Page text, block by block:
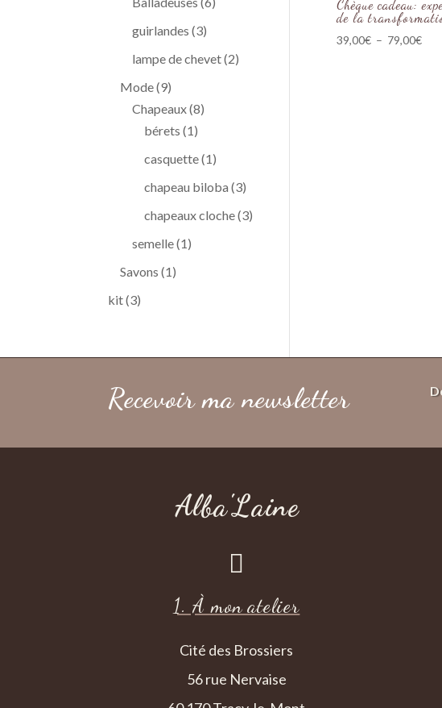
Chèque cadeau:
de la
39,00€ – 79,00€Plage
guirlandes 33
produits
lampe de chevet 22
Mode 99
produits
Chapeaux 88
bérets 11
produit
casquette 11
produit
chapeau biloba 33
produits
chapeaux cloche 33
semelle 11
Savons 11
kit 33
Recevoir ma newsletter
Alba'Laine

1. À mon atelier
Cité des Brossiers
56 rue Nervaise